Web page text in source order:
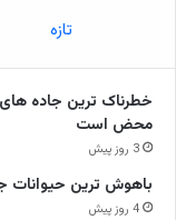
تازه
محض است
3 روز پیش
باهوش ترین حیوانات جهان: 15 جانوری که از انسان
4 روز پیش